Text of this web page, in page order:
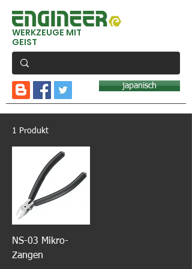
WERKZEUGE MIT
GEIST
japanisch
1 Produkt
NS-03 Mikro-
Zangen